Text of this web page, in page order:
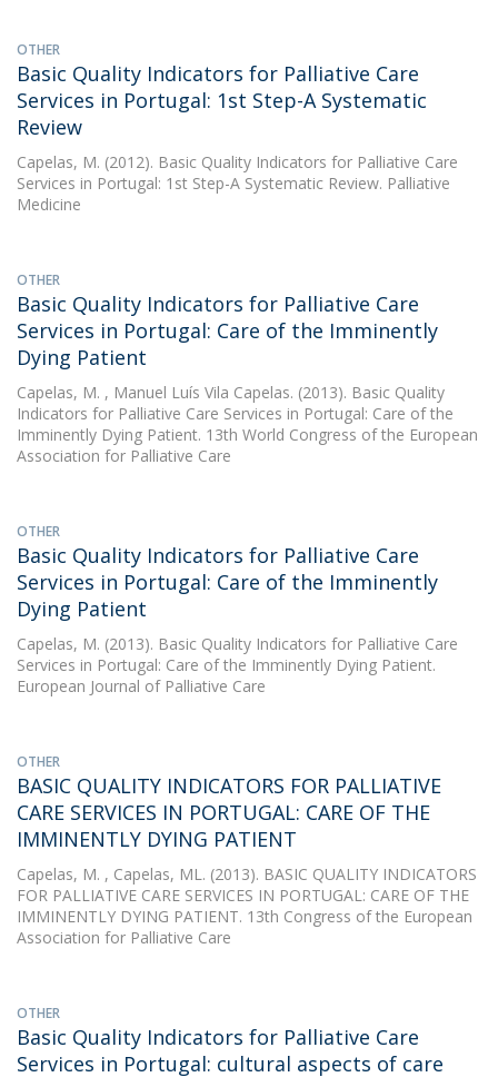
OTHER
Basic Quality Indicators for Palliative Care
Services in Portugal: 1st Step-A Systematic
Review
Capelas, M. (2012). Basic Quality Indicators for Palliative Care
Services in Portugal: 1st Step-A Systematic Review. Palliative
Medicine
OTHER
Basic Quality Indicators for Palliative Care
Services in Portugal: Care of the Imminently
Dying Patient
Capelas, M. , Manuel Luís Vila Capelas. (2013). Basic Quality
Indicators for Palliative Care Services in Portugal: Care of the
Imminently Dying Patient. 13th World Congress of the European
Association for Palliative Care
OTHER
Basic Quality Indicators for Palliative Care
Services in Portugal: Care of the Imminently
Dying Patient
Capelas, M. (2013). Basic Quality Indicators for Palliative Care
Services in Portugal: Care of the Imminently Dying Patient.
European Journal of Palliative Care
OTHER
BASIC QUALITY INDICATORS FOR PALLIATIVE
CARE SERVICES IN PORTUGAL: CARE OF THE
IMMINENTLY DYING PATIENT
Capelas, M. , Capelas, ML. (2013). BASIC QUALITY INDICATORS
FOR PALLIATIVE CARE SERVICES IN PORTUGAL: CARE OF THE
IMMINENTLY DYING PATIENT. 13th Congress of the European
Association for Palliative Care
OTHER
Basic Quality Indicators for Palliative Care
Services in Portugal: cultural aspects of care